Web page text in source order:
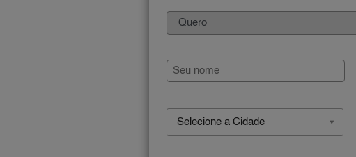
Selecione a Cidade